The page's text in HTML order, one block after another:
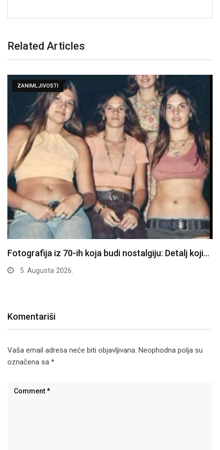
Related Articles
ZANIMLJIVOSTI
Fotografija iz 70-ih koja budi nostalgiju: Detalj koji…
5. Augusta 2026.
Komentariši
Vaša email adresa neće biti objavljivana. Neophodna polja su
označena sa *